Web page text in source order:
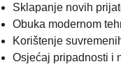
Sklapanje novih
Obuka modernom
Korištenje
Osjećaj pripadnosti i